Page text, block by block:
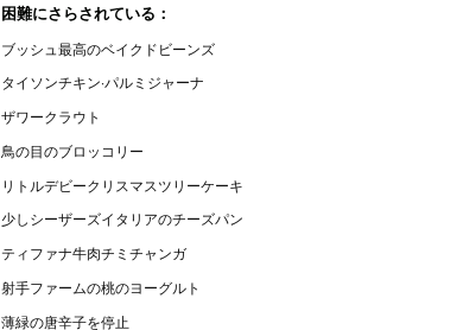
困難にさらされている：
ブッシュ最高のベイクドビーンズ
タイソンチキン·パルミジャーナ
ザワークラウト
鳥の目のブロッコリー
リトルデビークリスマスツリーケーキ
少しシーザーズイタリアのチーズパン
ティファナ牛肉チミチャンガ
射手ファームの桃のヨーグルト
薄緑の唐辛子を停止